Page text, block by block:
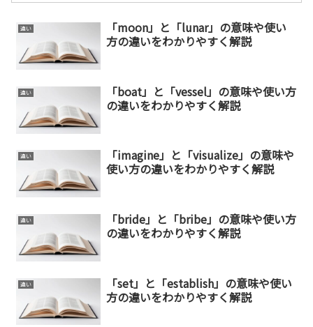
違い
「moon」と「lunar」の意味や使い
方の違いをわかりやすく解説
違い
「boat」と「vessel」の意味や使い方
の違いをわかりやすく解説
違い
「imagine」と「visualize」の意味や
使い方の違いをわかりやすく解説
違い
「bride」と「bribe」の意味や使い方
の違いをわかりやすく解説
違い
「set」と「establish」の意味や使い
方の違いをわかりやすく解説